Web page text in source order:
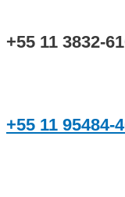
+55 11 3832-
+55 11 95484-